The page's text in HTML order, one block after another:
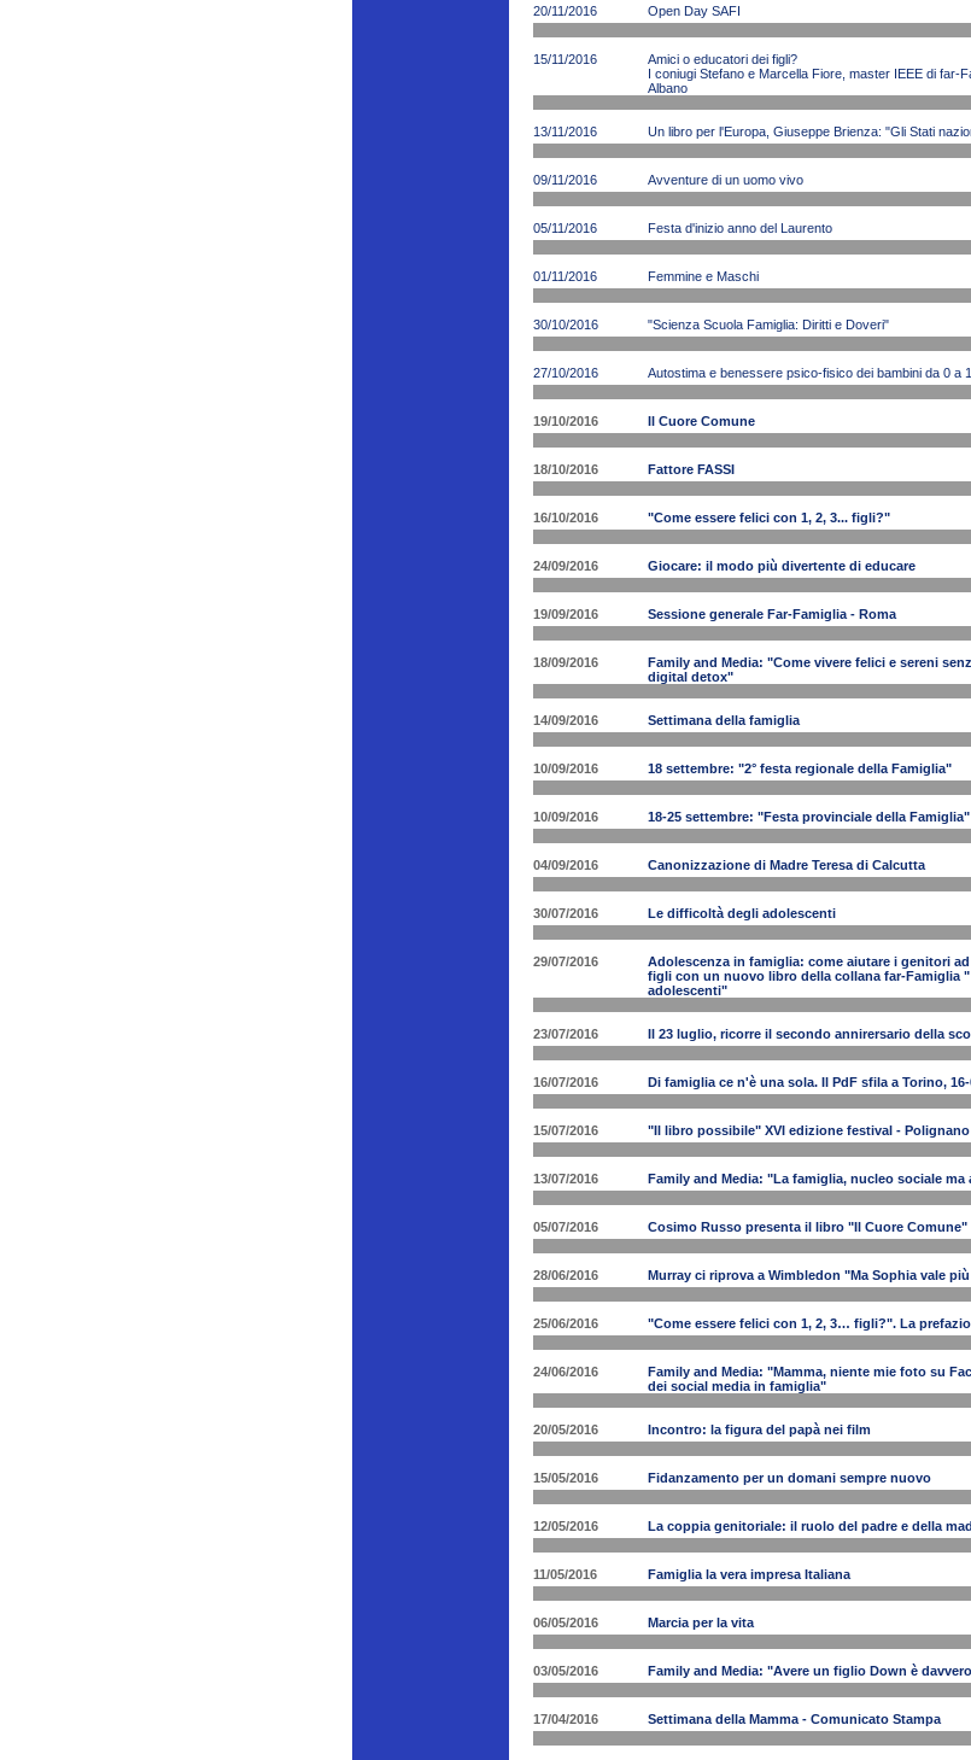
20/11/2016 Open Day SAFI
15/11/2016
Amici o educatori dei figli?
I coniugi Stefano e Marcella Fiore, master IEEE di far-
Albano
13/11/2016 Un libro per l'Europa, Giuseppe Brienza: "Gli Stati
09/11/2016 Avventure di un uomo vivo
05/11/2016 Festa d'inizio anno del Laurento
01/11/2016 Femmine e Maschi
30/10/2016 "Scienza Scuola Famiglia: Diritti e Doveri"
27/10/2016 Autostima e benessere psico-fisico dei bambini da 0 a
19/10/2016 Il Cuore Comune
18/10/2016 Fattore FASSI
16/10/2016 "Come essere felici con 1, 2, 3... figli?"
24/09/2016 Giocare: il modo più divertente di educare
19/09/2016 Sessione generale Far-Famiglia - Roma
18/09/2016
Family and Media: "Come vivere felici e sereni
digital detox"
14/09/2016 Settimana della famiglia
10/09/2016 18 settembre: "2° festa regionale della Famiglia"
10/09/2016 18-25 settembre: "Festa provinciale della
04/09/2016 Canonizzazione di Madre Teresa di Calcutta
30/07/2016 Le difficoltà degli adolescenti
29/07/2016
Adolescenza in famiglia: come aiutare i genitori
figli con un nuovo libro della collana far-Famiglia
adolescenti"
23/07/2016 Il 23 luglio, ricorre il secondo annirersario della
16/07/2016 Di famiglia ce n'è una sola. Il PdF sfila a Torino, 16-
15/07/2016 "Il libro possibile" XVI edizione festival - Polignano
13/07/2016 Family and Media: "La famiglia, nucleo sociale
05/07/2016 Cosimo Russo presenta il libro "Il Cuore Comune"
28/06/2016 Murray ci riprova a Wimbledon "Ma Sophia vale
25/06/2016 "Come essere felici con 1, 2, 3… figli?". La
24/06/2016
Family and Media: "Mamma, niente mie foto su
dei social media in famiglia"
20/05/2016 Incontro: la figura del papà nei film
15/05/2016 Fidanzamento per un domani sempre nuovo
12/05/2016 La coppia genitoriale: il ruolo del padre e della
11/05/2016 Famiglia la vera impresa Italiana
06/05/2016 Marcia per la vita
03/05/2016 Family and Media: "Avere un figlio Down è
17/04/2016 Settimana della Mamma - Comunicato Stampa